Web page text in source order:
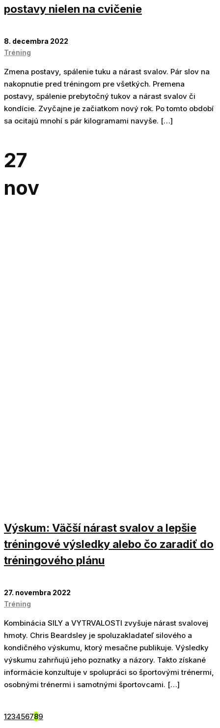
postavy nielen na cvičenie
8. decembra 2022
Tréning
Zmena postavy, spálenie tuku a nárast svalov. Pár slov na
nakopnutie pred tréningom pre všetkých. Premena
postavy, spálenie prebytočný tukov a nárast svalov či
kondície. Zvyčajne je začiatkom nový rok. Po tomto období
sa ocitajú mnohí s pár kilogramami navyše. […]
27
nov
Výskum: Väčší nárast svalov a lepšie
tréningové výsledky alebo čo zaradiť do
tréningového plánu
27. novembra 2022
Tréning
Kombinácia SILY a VYTRVALOSTI zvyšuje nárast svalovej
hmoty. Chris Beardsley je spoluzakladateľ silového a
kondičného výskumu, ktorý mesačne publikuje. Výsledky
výskumu zahrňujú jeho poznatky a názory. Takto získané
informácie konzultuje v spolupráci so športovými trénermi,
osobnými trénermi i samotnými športovcami. […]
123456789